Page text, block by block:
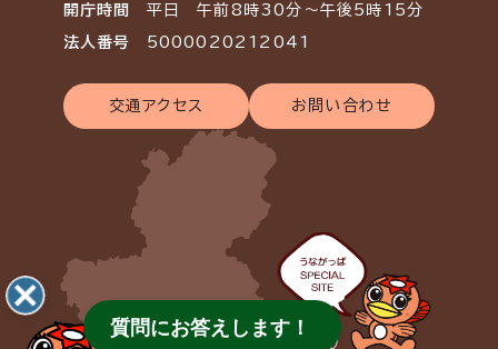
開庁時間 平日 午前8時30分～午後5時15分
法人番号 5000020212041
交通アクセス お問い合わせ
質問にお答えします！